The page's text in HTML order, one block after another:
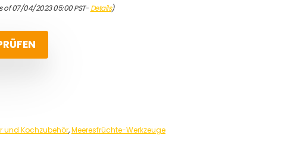
of 07/04/2023 05:00 PST-Details)
und Kochzubehör,Meeresfrüchte-Werkzeuge